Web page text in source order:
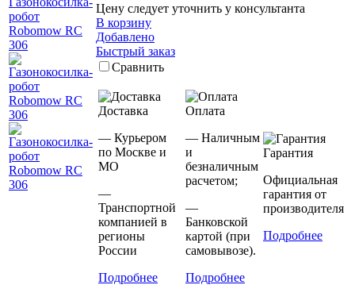
Цену следует уточнить у консультанта
В корзину
Добавлено
Быстрый заказ
Сравнить
Доставка
— Курьером
по Москве и
МО
—
Транспортной
компанией в
регионы
России
Подробнее
Оплата
— Наличным
и
безналичным
расчетом;
—
Банковской
картой (при
самовывозе).
Подробнее
Гарантия
Официальная
гарантия от
производителя
Подробнее